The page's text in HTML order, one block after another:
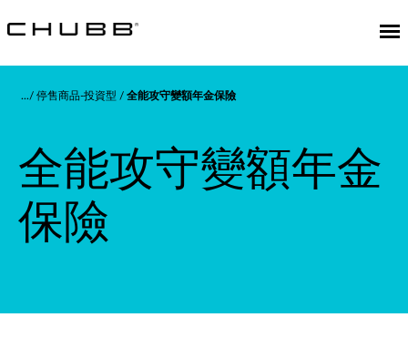
停售商品-投資型 全能攻守變額年金保險
全能攻守變額年金
保險